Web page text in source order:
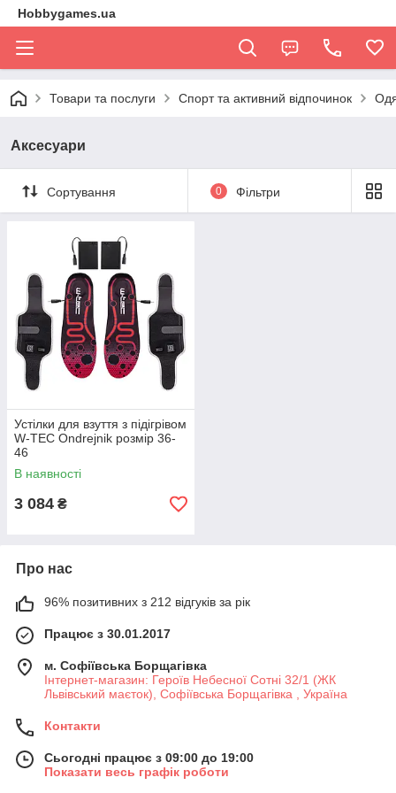
Hobbygames.ua
Товари та послуги Спорт та активний відпочинок
Аксесуари
Сортування 0 Фільтри
Устілки для взуття з підігрівом
W-TEC Ondrejnik розмір 36-
46
В наявності
3 084 ₴
Про нас
96% позитивних з 212 відгуків за рік
Працює з 30.01.2017
м. Софіївська Борщагівка
Інтернет-магазин: Героїв Небесної Сотні 32/1 (ЖК
Львівський маєток), Софіївська Борщагівка , Україна
Контакти
Сьогодні працює з 09:00 до 19:00
Показати весь графік роботи